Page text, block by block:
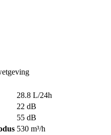
28.8 L/24h
22 dB
55 dB
530 m³/h